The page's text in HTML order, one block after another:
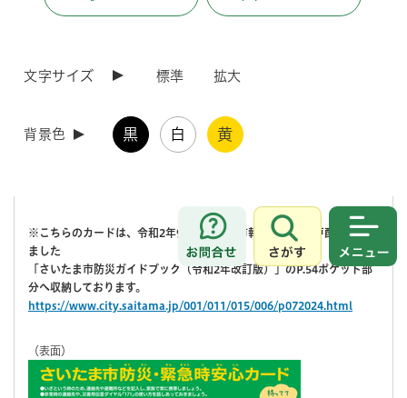
文字サイズ 標準 拡大
背景色 黒 白 黄
お問合せ
さがす
住所・氏名・生年月日といった情報のほか、緊急連絡先・集合場所（避
病名・血液型・かかりつけの病院などを書いておくカードです。
携帯しておくことで、いざというときに慌てず、落ち着いて
家族の連絡先や避難所などを確認することが出来ます。
※こちらのカードは、令和2年9月さいたま市報と併せて全戸配布いたし
ました
「さいたま市防災ガイドブック（令和2年改訂版）」のP.54ポケット部
分へ収納しております。
https://www.city.saitama.jp/001/011/015/006/p072024.html
（表面）